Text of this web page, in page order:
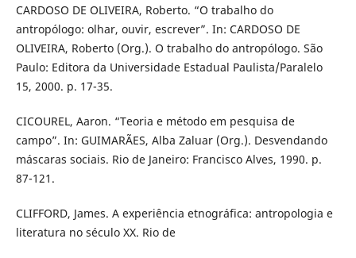
CARDOSO DE OLIVEIRA, Roberto. “O trabalho do
antropólogo: olhar, ouvir, escrever”. In: CARDOSO DE
OLIVEIRA, Roberto (Org.). O trabalho do antropólogo. São
Paulo: Editora da Universidade Estadual Paulista/Paralelo
15, 2000. p. 17-35.
CICOUREL, Aaron. “Teoria e método em pesquisa de
campo”. In: GUIMARÃES, Alba Zaluar (Org.). Desvendando
máscaras sociais. Rio de Janeiro: Francisco Alves, 1990. p.
87-121.
CLIFFORD, James. A experiência etnográfica: antropologia e
literatura no século XX. Rio de